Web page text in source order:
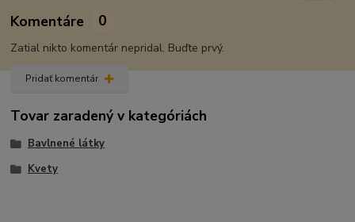
Komentáre 0
Zatial nikto komentár nepridal. Buďte prvý.
Pridať komentár
Tovar zaradený v kategóriách
Bavlnené látky
Kvety